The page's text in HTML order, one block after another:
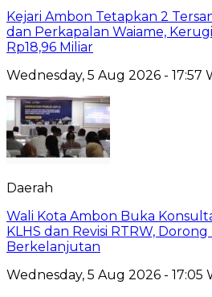
Kejari Ambon Tetapkan 2
dan Perkapalan Waiame,
Rp18,96 Miliar
Wednesday, 5 Aug 2026 - 17:57
Daerah
Wali Kota Ambon Buka
KLHS dan Revisi RTRW,
Berkelanjutan
Wednesday, 5 Aug 2026 - 17:05